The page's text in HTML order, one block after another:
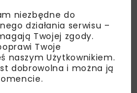
niezbędne do
działania serwisu –
Twojej zgody.
Twoje
naszym Użytkownikiem.
dobrowolna i można ją